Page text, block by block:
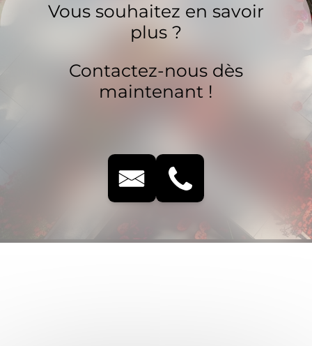
Vous souhaitez en savoir
plus ?
Contactez-nous dès
maintenant !